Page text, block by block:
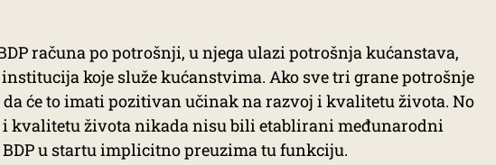
računa po potrošnji, u njega ulazi potrošnja kućanstava,
koje služe kućanstvima. Ako sve tri grane potrošnje
da će to imati pozitivan učinak na razvoj i kvalitetu života. No
i kvalitetu života nikada nisu bili etablirani međunarodni
u startu implicitno preuzima tu funkciju.